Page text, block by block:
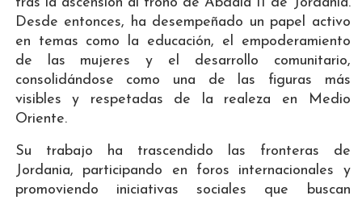
Desde entonces, ha desempeñado un papel activo
en temas como la educación, el empoderamiento
de las mujeres y el desarrollo comunitario,
consolidándose como una de las figuras más
visibles y respetadas de la realeza en Medio
Oriente.
Su trabajo ha trascendido las fronteras de
Jordania, participando en foros internacionales y
promoviendo iniciativas sociales que buscan